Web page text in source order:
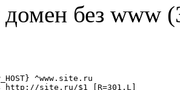
без www
^www.site.ru